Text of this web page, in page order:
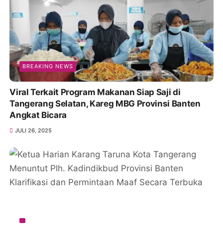
BREAKING NEWS
Viral Terkait Program Makanan Siap Saji di
Tangerang Selatan, Kareg MBG Provinsi Banten
Angkat Bicara
JULI 26, 2025